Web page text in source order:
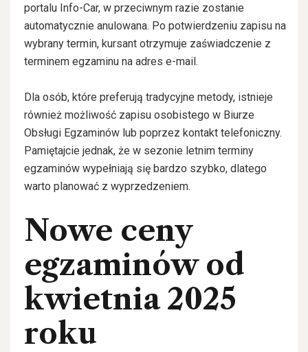
portalu Info-Car, w przeciwnym razie zostanie
automatycznie anulowana. Po potwierdzeniu zapisu na
wybrany termin, kursant otrzymuje zaświadczenie z
terminem egzaminu na adres e-mail.
Dla osób, które preferują tradycyjne metody, istnieje
również możliwość zapisu osobistego w Biurze
Obsługi Egzaminów lub poprzez kontakt telefoniczny.
Pamiętajcie jednak, że w sezonie letnim terminy
egzaminów wypełniają się bardzo szybko, dlatego
warto planować z wyprzedzeniem.
Nowe ceny
egzaminów od
kwietnia 2025
roku